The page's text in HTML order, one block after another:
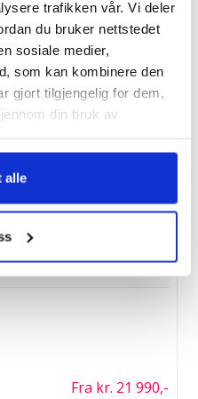
trafikken vår. Vi deler
du bruker nettstedet
sosiale medier,
som kan kombinere den
gjort tilgjengelig for dem,
din bruk av
alle
Fra kr. 21 490,-
Fra kr. 24 990,-
Fra kr. 21 990,-